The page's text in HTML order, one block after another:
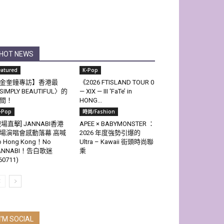
HOT NEWS
金奎鐘專訪】香港最
SIMPLY BEAUTIFUL〉的
！
K-Pop
《2026 FTISLAND TOUR 0
— XIX — III ‘FaTe’ in
HONG...
Pop
場直擊] JANNABI香港
演唱會感動落幕 高喊
Hong Kong！No
！告白歌迷
時尚/Fashion
APEE × BABYMONSTER ：
2026 年度強勢引爆的
Ultra – Kawaii 街頭時尚聯
乘
I'M SOCIAL